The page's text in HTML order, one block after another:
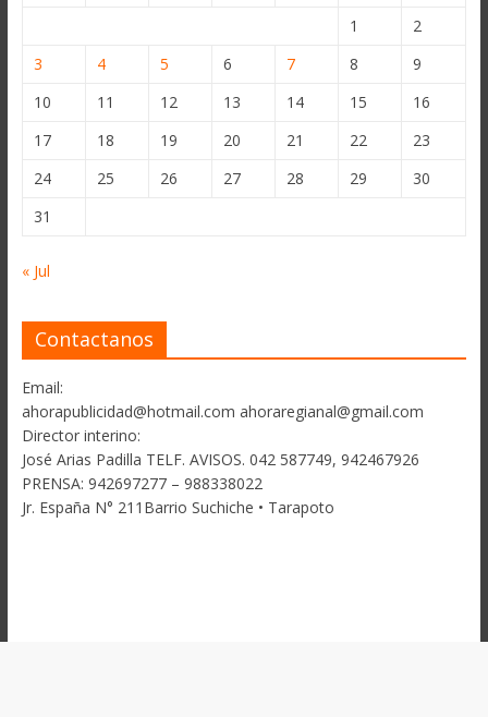
1
2
3
4 5 6 7 8
9
10
11 12 13 14 15
16
17
18 19 20 21 22
23
24
25 26 27 28 29
30
31
« Jul
Contactanos
Email:
ahorapublicidad@hotmail.com ahoraregianal@gmail.com
Director interino:
José Arias Padilla TELF. AVISOS. 042 587749, 942467926
PRENSA: 942697277 – 988338022
Jr. España N° 211Barrio Suchiche • Tarapoto